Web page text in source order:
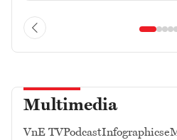
Multimedia
VnE TVPodcastInfographics